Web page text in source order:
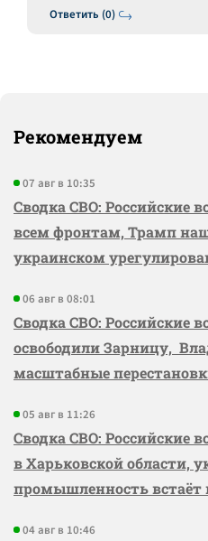
Ответить (0)
Рекомендуем
07 авг в 10:35
Сводка СВО: Российские
всем фронтам, Трамп
украинском
06 авг в 08:01
Сводка СВО: Российские
освободили Зарницу,
масштабные
05 авг в 11:26
Сводка СВО: Российские
в Харьковской области,
промышленность встаёт
04 авг в 10:46